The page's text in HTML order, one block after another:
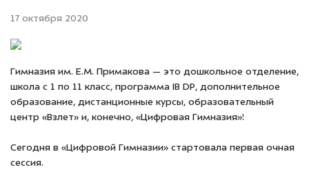
17 октября 2020
Гимназия им. Е.М. Примакова — это дошкольное отделение,
школа с 1 по 11 класс, программа IB DP, дополнительное
образование, дистанционные курсы, образовательный
центр «Взлет» и, конечно, «Цифровая Гимназия»!
Сегодня в «Цифровой Гимназии» стартовала первая очная
сессия.